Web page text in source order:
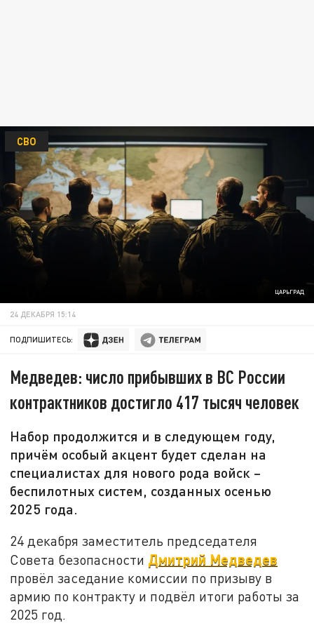
ЦАРЬГРАД
СВО
24 ДЕКАБРЯ 15:14
ПОДПИШИТЕСЬ:
Медведев: число прибывших в ВС России
контрактников достигло 417 тысяч человек
Набор продолжится и в следующем году,
причём особый акцент будет сделан на
специалистах для нового рода войск –
беспилотных систем, созданных осенью
2025 года.
24 декабря заместитель председателя
Совета безопасности Дмитрий Медведев
провёл заседание комиссии по призыву в
армию по контракту и подвёл итоги работы за
2025 год.